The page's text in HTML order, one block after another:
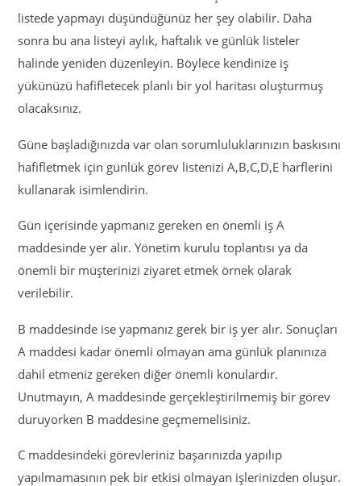
listede yapmayı düşündüğünüz her şey olabilir. Daha
sonra bu ana listeyi aylık, haftalık ve günlük listeler
halinde yeniden düzenleyin. Böylece kendinize iş
yükünüzü hafifletecek planlı bir yol haritası oluşturmuş
olacaksınız.
Güne başladığınızda var olan sorumluluklarınızın baskısını
hafifletmek için günlük görev listenizi A,B,C,D,E harflerini
kullanarak isimlendirin.
Gün içerisinde yapmanız gereken en önemli iş A
maddesinde yer alır. Yönetim kurulu toplantısı ya da
önemli bir müşterinizi ziyaret etmek örnek olarak
verilebilir.
B maddesinde ise yapmanız gerek bir iş yer alır. Sonuçları
A maddesi kadar önemli olmayan ama günlük planınıza
dahil etmeniz gereken diğer önemli konulardır.
Unutmayın, A maddesinde gerçekleştirilmemiş bir görev
duruyorken B maddesine geçmemelisiniz.
C maddesindeki görevleriniz başarınızda yapılıp
yapılmamasının pek bir etkisi olmayan işlerinizden oluşur.